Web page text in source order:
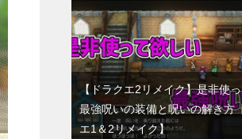
【ドラクエ2リメイク】是非使
最強呪いの装備と呪いの解き方
エ1＆2リメイク】